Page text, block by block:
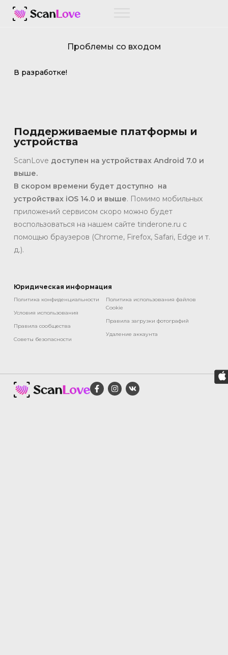
Проблемы со входом
В разработке!
Поддерживаемые платформы и
устройства
ScanLove доступен на устройствах Android 7.0 и
выше.
В скором времени будет доступно на
устройствах iOS 14.0 и выше. Помимо мобильных
приложений сервисом скоро можно будет
воспользоваться на нашем сайте tinderone.ru с
помощью браузеров (Chrome, Firefox, Safari, Edge и т.
д.).
Юридическая информация
Политика конфиденциальности
Условия использования
Правила сообщества
Советы безопасности
Политика использования файлов
Cookie
Правила загрузки фотографий
Удаление аккаунта